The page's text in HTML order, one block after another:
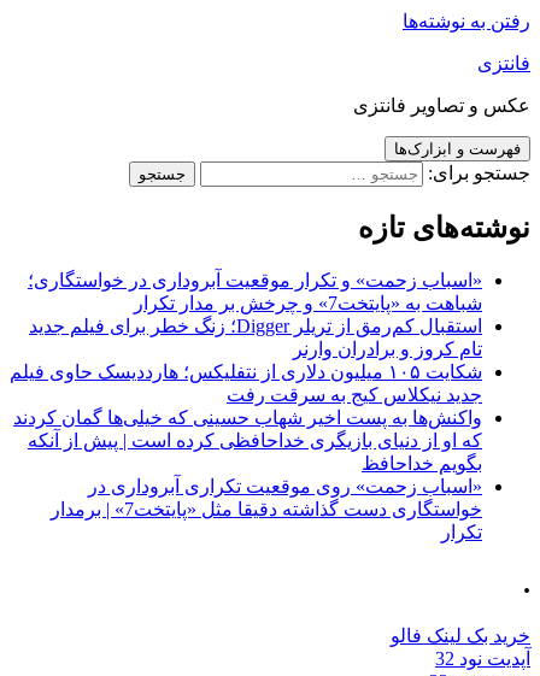
رفتن به نوشته‌ها
فانتزی
عکس و تصاویر فانتزی
فهرست و ابزارک‌ها
جستجو برای:
نوشته‌های تازه
«اسباب زحمت» و تکرار موقعیت آبروداری در خواستگاری؛
شباهت به «پایتخت7» و چرخش بر مدار تکرار
استقبال کم‌رمق از تریلر Digger؛ زنگ خطر برای فیلم جدید
تام کروز و برادران وارنر
شکایت ۱۰۵ میلیون دلاری از نتفلیکس؛ هارددیسک حاوی فیلم
جدید نیکلاس کیج به سرقت رفت
واکنش‌ها به پست اخیر شهاب حسینی که خیلی‌ها گمان کردند
که او از دنیای بازیگری خداحافظی کرده است | پیش از آنکه
بگویم خداحافظ
«اسباب زحمت» روی موقعیت تکراری آبروداری در
خواستگاری دست گذاشته دقیقا مثل «پایتخت7» | برمدار
تکرار
.
خرید بک لینک فالو
آپدیت نود 32